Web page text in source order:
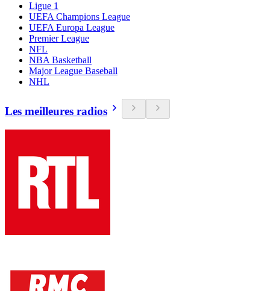
Ligue 1
UEFA Champions League
UEFA Europa League
Premier League
NFL
NBA Basketball
Major League Baseball
NHL
Les meilleures radios